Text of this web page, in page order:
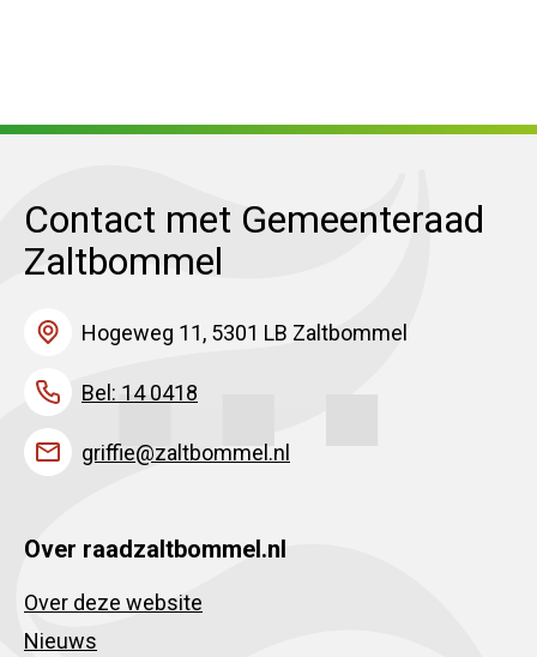
Contact met Gemeenteraad
Zaltbommel
Hogeweg 11, 5301 LB Zaltbommel
Bel: 14 0418
griffie@zaltbommel.nl
Over raadzaltbommel.nl
Over deze website
Nieuws